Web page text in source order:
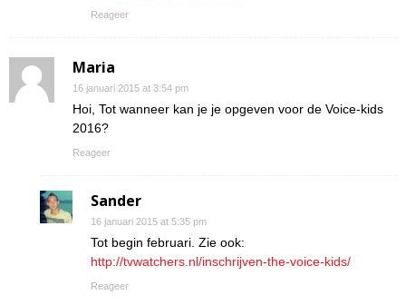
Reageer
Maria
16 januari 2015 at 3:54 pm
Hoi, Tot wanneer kan je je opgeven voor de Voice-kids
2016?
Reageer
Sander
16 januari 2015 at 5:35 pm
Tot begin februari. Zie ook:
http://tvwatchers.nl/inschrijven-the-voice-kids/
Reageer